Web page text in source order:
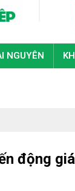
NGUYÊN
động